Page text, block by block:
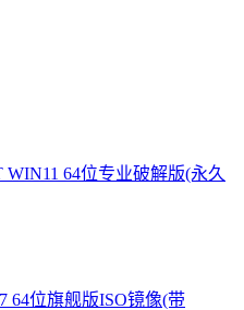
WIN11 64位专业破解版(永久
64位旗舰版ISO镜像(带